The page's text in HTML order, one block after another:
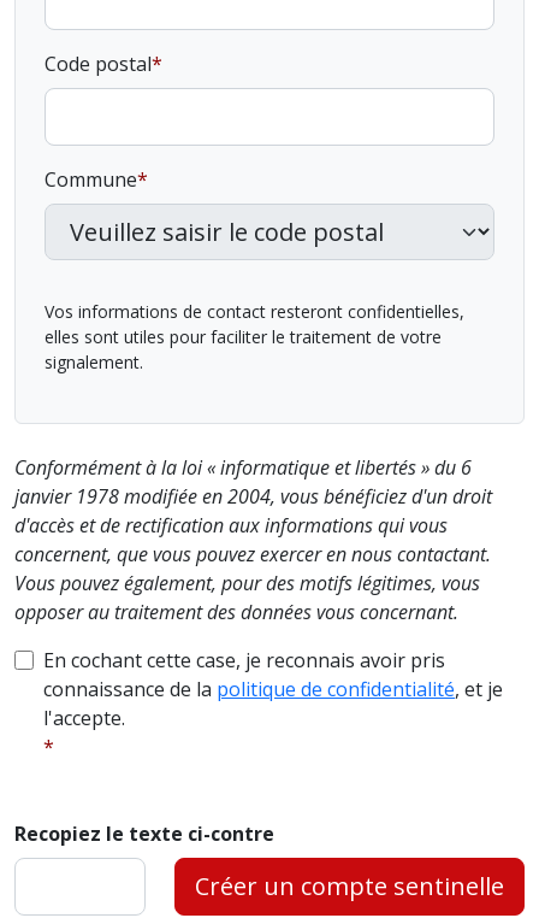
Code postal
Commune
Vos informations de contact resteront confidentielles,
elles sont utiles pour faciliter le traitement de votre
signalement.
Conformément à la loi « informatique et libertés » du 6
janvier 1978 modifiée en 2004, vous bénéficiez d'un droit
d'accès et de rectification aux informations qui vous
concernent, que vous pouvez exercer en nous contactant.
Vous pouvez également, pour des motifs légitimes, vous
opposer au traitement des données vous concernant.
En cochant cette case, je reconnais avoir pris
connaissance de la politique de confidentialité, et je
l'accepte.
Recopiez le texte ci-contre
Créer un compte sentinelle